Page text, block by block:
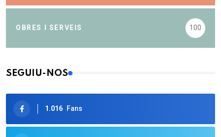
OBRES I SERVEIS 100
SEGUIU-NOS
1.016 Fans